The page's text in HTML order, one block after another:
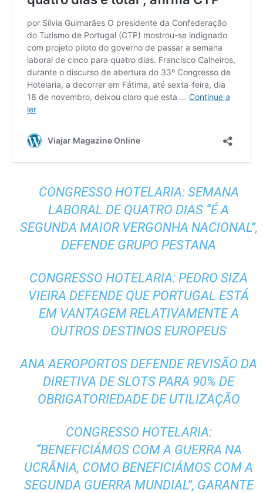
CONGRESSO HOTELARIA: SEMANA
LABORAL DE QUATRO DIAS “É A
SEGUNDA MAIOR VERGONHA NACIONAL”,
DEFENDE GRUPO PESTANA
CONGRESSO HOTELARIA: PEDRO SIZA
VIEIRA DEFENDE QUE PORTUGAL ESTÁ
EM VANTAGEM RELATIVAMENTE A
OUTROS DESTINOS EUROPEUS
ANA AEROPORTOS DEFENDE REVISÃO DA
DIRETIVA DE SLOTS PARA 90% DE
OBRIGATORIEDADE DE UTILIZAÇÃO
CONGRESSO HOTELARIA:
“BENEFICIÁMOS COM A GUERRA NA
UCRÂNIA, COMO BENEFICIÁMOS COM A
SEGUNDA GUERRA MUNDIAL”, GARANTE